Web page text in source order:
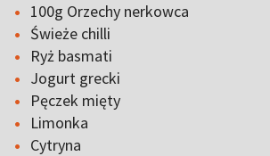
100g Orzechy nerkowca
Świeże chilli
Ryż basmati
Jogurt grecki
Pęczek mięty
Limonka
Cytryna